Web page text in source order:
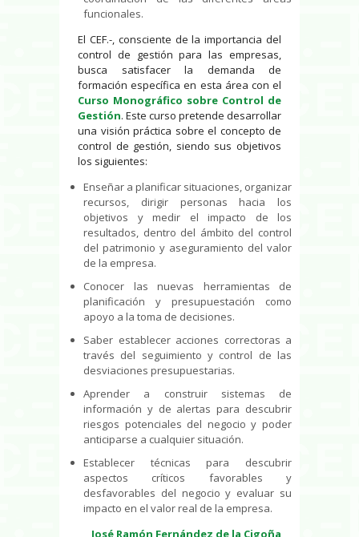
funcionales.
El CEF.-, consciente de la importancia del
control de gestión para las empresas,
busca satisfacer la demanda de
formación específica en esta área con el
Curso Monográfico sobre Control de
Gestión. Este curso pretende desarrollar
una visión práctica sobre el concepto de
control de gestión, siendo sus objetivos
los siguientes:
Enseñar a planificar situaciones, organizar
recursos, dirigir personas hacia los
objetivos y medir el impacto de los
resultados, dentro del ámbito del control
del patrimonio y aseguramiento del valor
de la empresa.
Conocer las nuevas herramientas de
planificación y presupuestación como
apoyo a la toma de decisiones.
Saber establecer acciones correctoras a
través del seguimiento y control de las
desviaciones presupuestarias.
Aprender a construir sistemas de
información y de alertas para descubrir
riesgos potenciales del negocio y poder
anticiparse a cualquier situación.
Establecer técnicas para descubrir
aspectos críticos favorables y
desfavorables del negocio y evaluar su
impacto en el valor real de la empresa.
José Ramón Fernández de la Cigoña